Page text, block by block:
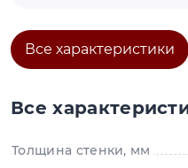
Все характеристики
Все
Толщина стенки, мм